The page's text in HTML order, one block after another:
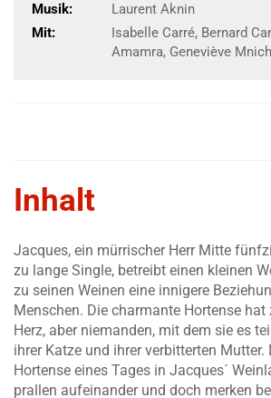
Musik:
Laurent Aknin
Mit:
Isabelle Carré, Bernard
Amamra, Geneviève Mnich
Inhalt
Jacques, ein mürrischer Herr Mitte
zu lange Single, betreibt einen kleinen
zu seinen Weinen eine innigere
Menschen. Die charmante Hortense
Herz, aber niemanden, mit dem sie es
ihrer Katze und ihrer verbitterten
Hortense eines Tages in Jacques´
prallen aufeinander und doch merken